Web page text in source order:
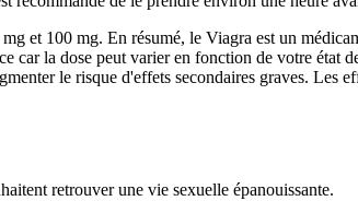
et 100 mg. En résumé, le Viagra est un
car la dose peut varier en fonction de votre état
le risque d'effets secondaires graves. Les
retrouver une vie sexuelle épanouissante.